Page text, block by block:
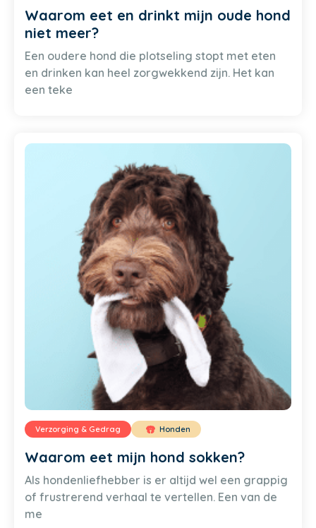
Waarom eet en drinkt mijn oude hond
niet meer?
Een oudere hond die plotseling stopt met eten
en drinken kan heel zorgwekkend zijn. Het kan
een teke
Verzorging & Gedrag Honden
Waarom eet mijn hond sokken?
Als hondenliefhebber is er altijd wel een grappig
of frustrerend verhaal te vertellen. Een van de
me